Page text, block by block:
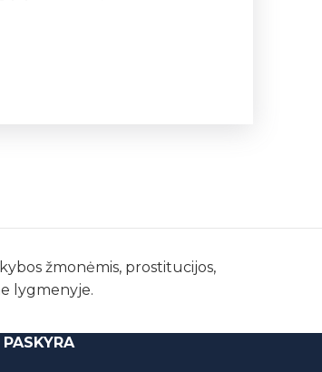
žmonėmis, prostitucijos,
lygmenyje.
PASKYRA